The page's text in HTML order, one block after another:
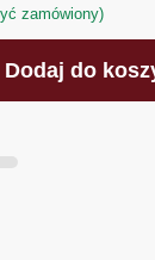
zamówiony)
Dodaj do